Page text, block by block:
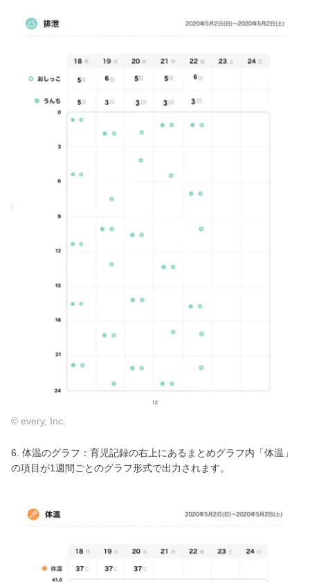
© every, Inc.
6. 体温のグラフ：育児記録の右上にあるまとめグラフ内「体温」
の項目が1週間ごとのグラフ形式で出力されます。